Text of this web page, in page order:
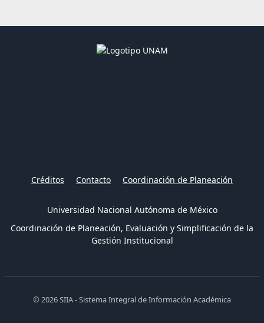
Créditos Contacto Coordinación de Planeación
Universidad Nacional Autónoma de México
Coordinación de Planeación, Evaluación y Simplificación de la
Gestión Institucional
© 2026 SIIA - Sistema Integral de Información Académica